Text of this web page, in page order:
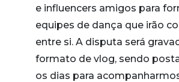
e influencers amigos para
equipes de dança que irão
entre si. A disputa será
formato de vlog, sendo
os dias para